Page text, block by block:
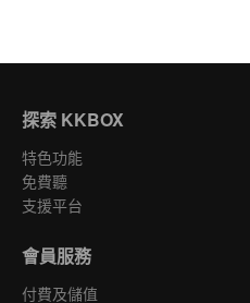
探索 KKBOX
特色功能
免費聽
支援平台
會員服務
付費及儲值